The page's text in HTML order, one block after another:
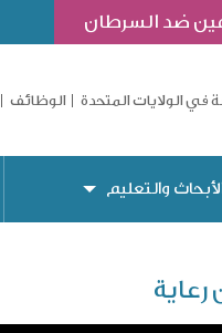
ضد السرطان
في الولايات المتحدة الوظائف
والتعليم